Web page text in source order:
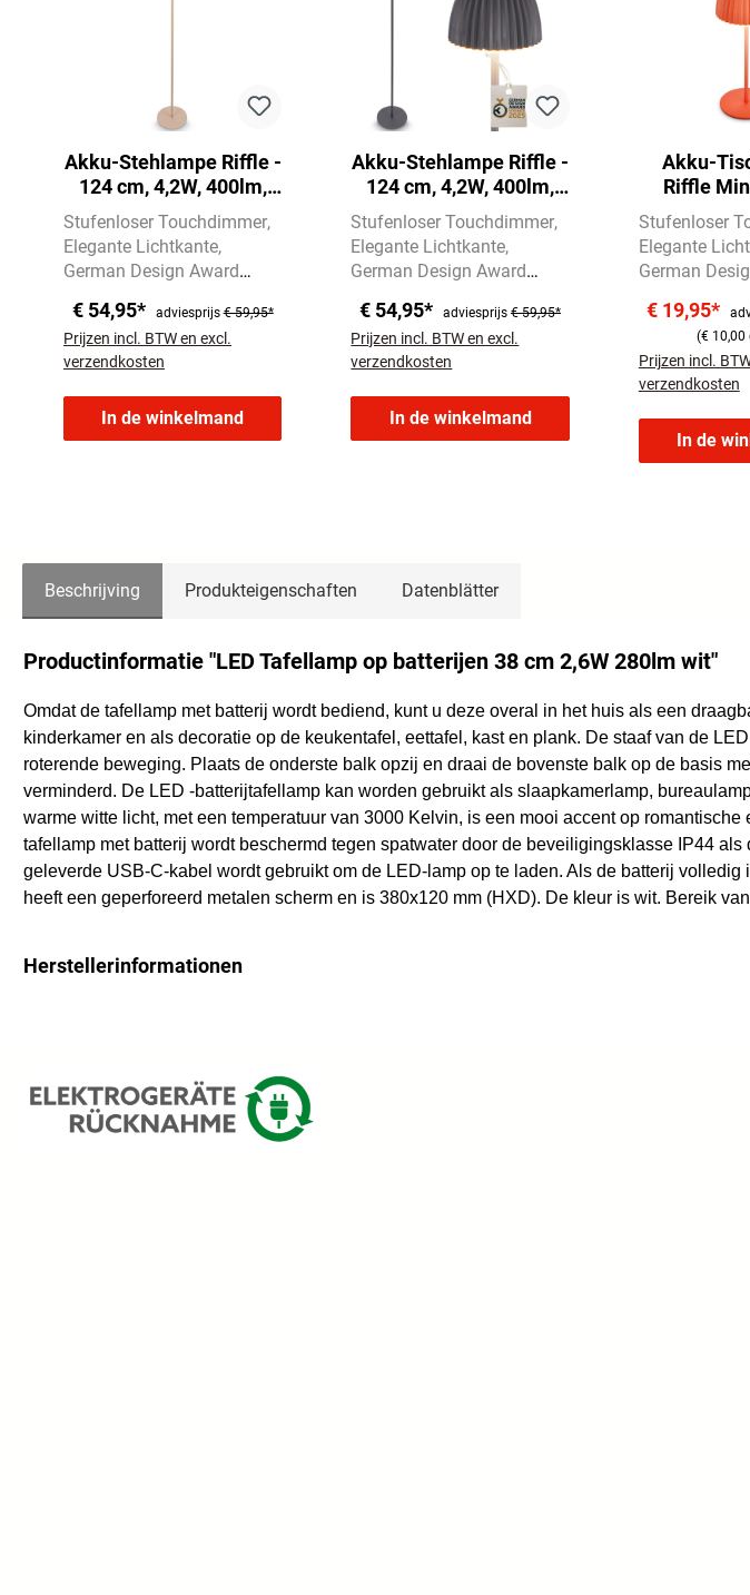
Akku-Stehlampe Riffle -
124 cm, 4,2W, 400lm,
Kabellos, LED, Dimmbar,
Touch, Beige
Stufenloser Touchdimmer
Elegante Lichtkante
German Design Award
€ 54,95* adviesprijs€ 59,95*
Prijzen incl. BTW en excl.
verzendkosten
In de winkelmand
Akku-Stehlampe Riffle -
124 cm, 4,2W, 400lm,
LED, Kabellos, Dimmbar,
Touch, Anthrazit
Stufenloser Touchdimmer
Elegante Lichtkante
German Design Award
€ 54,95* adviesprijs€ 59,95*
Prijzen incl. BTW en excl.
verzendkosten
In de winkelmand
Akku-
Riffle
1,5W,
LED,
Stufenloser
Elegante
German
€ 19,95*
(€ 10,00
Prijzen incl.
verzendkosten
In de
Beschrijving Produkteigenschaften Datenblätter
Productinformatie "LED Tafellamp op batterijen 38 cm 2,6W 280lm wit"
Omdat de tafellamp met batterij wordt bediend, kunt u deze overal in het huis als een
kinderkamer en als decoratie op de keukentafel, eettafel, kast en plank. De staaf van de
roterende beweging. Plaats de onderste balk opzij en draai de bovenste balk op de basis
verminderd. De LED -batterijtafellamp kan worden gebruikt als slaapkamerlamp,
warme witte licht, met een temperatuur van 3000 Kelvin, is een mooi accent op
tafellamp met batterij wordt beschermd tegen spatwater door de beveiligingsklasse IP44
geleverde USB-C-kabel wordt gebruikt om de LED-lamp op te laden. Als de batterij
heeft een geperforeerd metalen scherm en is 380x120 mm (HXD). De kleur is wit. Bereik
Herstellerinformationen